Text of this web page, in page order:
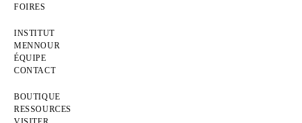
FOIRES
INSTITUT
MENNOUR
ÉQUIPE
CONTACT
BOUTIQUE
RESSOURCES